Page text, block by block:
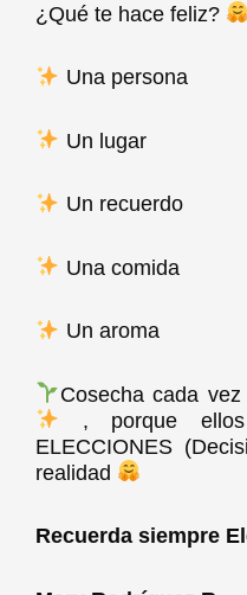
¿Qué te hace feliz?
Una persona
Un lugar
Un recuerdo
Una comida
Un aroma
Cosecha cada
, porque
ELECCIONES
realidad
Recuerda siempre